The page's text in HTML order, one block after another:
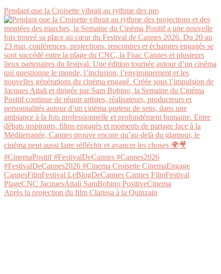
Pendant que la Croisette vibrait au rythme des pro
Après la projection du film Clarissa à la Quinzain